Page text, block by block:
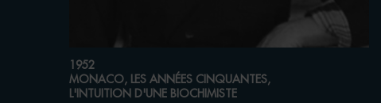
​1952
MONACO, LES ANNÉES CINQUANTES,
L'INTUITION D'UNE BIOCHIMISTE